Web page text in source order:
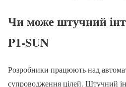
Чи може штучний
P1-SUN
Розробники працюють над
супроводження цілей. Штучний